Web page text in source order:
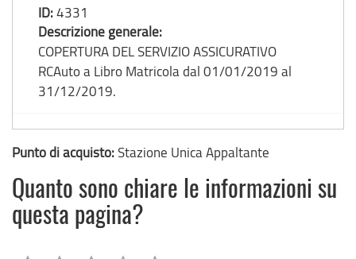
gara
attiva)
ID:4331
Descrizione generale:
COPERTURA DEL SERVIZIO ASSICURATIVO
RCAuto a Libro Matricola dal 01/01/2019 al
31/12/2019.
Punto di acquisto:Stazione Unica Appaltante
Quanto sono chiare le informazioni su
questa pagina?